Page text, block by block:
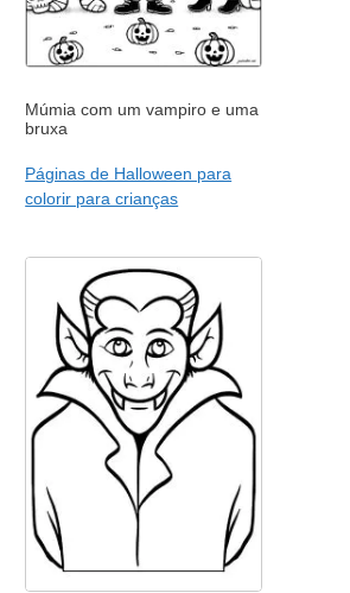
Múmia com um vampiro e uma
bruxa
Páginas de Halloween para
colorir para crianças